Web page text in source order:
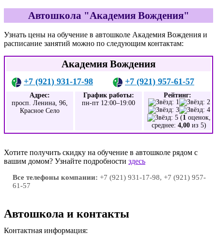
Автошкола "Академия Вождения"
Узнать цены на обучение в автошколе Академия Вождения и
расписание занятий можно по следующим контактам:
Академия Вождения
+7 (921) 931-17-98 +7 (921) 957-61-57
Адрес:
просп. Ленина, 96,
Красное Село
График работы:
пн-пт 12:00–19:00
Рейтинг:
(1 оценок,
среднее: 4,00 из 5)
Хотите получить скидку на обучение в автошколе рядом с
вашим домом? Узнайте подробности здесь
Все телефоны компании: +7 (921) 931-17-98, +7 (921) 957-
61-57
Автошкола и контакты
Контактная информация: